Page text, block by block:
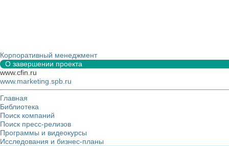
Корпоративный менеджмент
О завершении проекта
www.cfin.ru
www.marketing.spb.ru
Главная
Библиотека
Поиск компаний
Поиск пресс-релизов
Программы и видеокурсы
Исследования и бизнес-планы